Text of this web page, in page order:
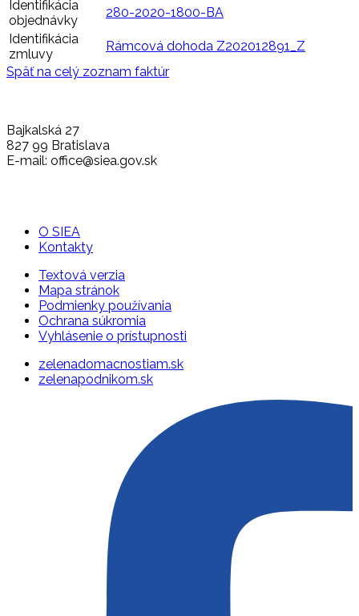
Identifikácia
objednávky
280-2020-1800-BA
Identifikácia
zmluvy
Rámcová dohoda Z202012891_Z
Späť na celý zoznam faktúr
Bajkalská 27
827 99 Bratislava
E-mail: office@siea.gov.sk
O SIEA
Kontakty
Textová verzia
Mapa stránok
Podmienky používania
Ochrana súkromia
Vyhlásenie o prístupnosti
zelenadomacnostiam.sk
zelenapodnikom.sk